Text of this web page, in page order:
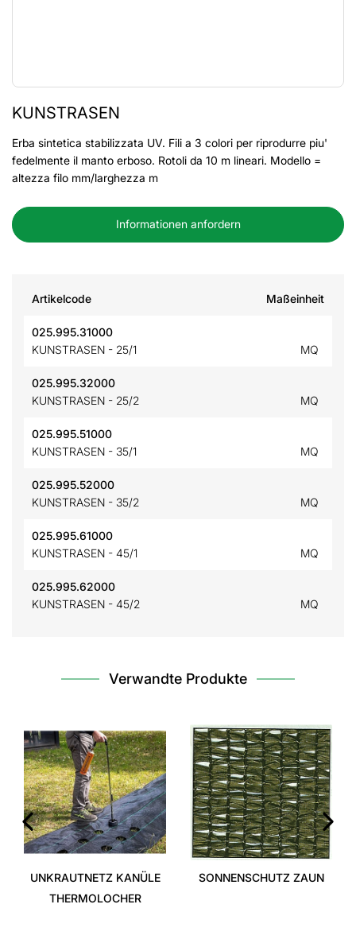
KUNSTRASEN
Erba sintetica stabilizzata UV. Fili a 3 colori per riprodurre piu'
fedelmente il manto erboso. Rotoli da 10 m lineari. Modello =
altezza filo mm/larghezza m
Informationen anfordern
Artikelcode Maßeinheit
025.995.31000
KUNSTRASEN - 25/1
MQ
025.995.32000
KUNSTRASEN - 25/2
MQ
025.995.51000
KUNSTRASEN - 35/1
MQ
025.995.52000
KUNSTRASEN - 35/2
MQ
025.995.61000
KUNSTRASEN - 45/1
MQ
025.995.62000
KUNSTRASEN - 45/2
MQ
Verwandte Produkte
UNKRAUTNETZ KANÜLE
THERMOLOCHER
SONNENSCHUTZ ZAUN
‹ ›